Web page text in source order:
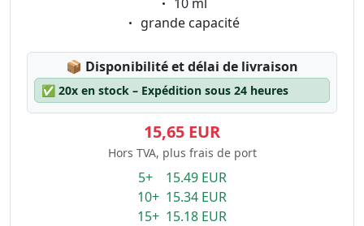
Eigenschaft:
grande capacité
📦 Lagerstatus:
Disponibilité et délai de livraison
✅ 20x en stock – Expédition sous 24 heures
15,65 EUR
Hors TVA, plus frais de port
5+ 15.49 EUR
10+ 15.34 EUR
15+ 15.18 EUR